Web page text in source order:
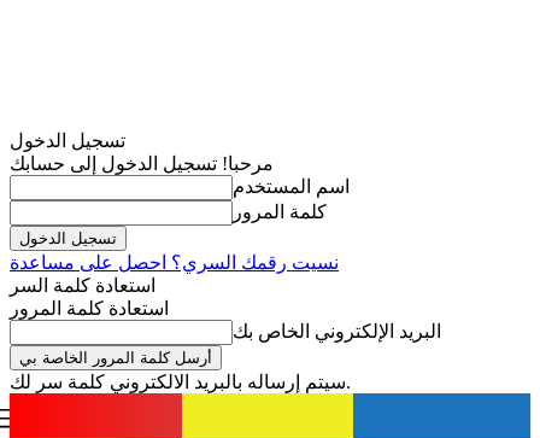
تسجيل الدخول
مرحبا! تسجيل الدخول إلى حسابك
اسم المستخدم
كلمة المرور
نسيت رقمك السري؟ احصل على مساعدة
استعادة كلمة السر
استعادة كلمة المرور
البريد الإلكتروني الخاص بك
سيتم إرساله بالبريد الالكتروني كلمة سر لك.